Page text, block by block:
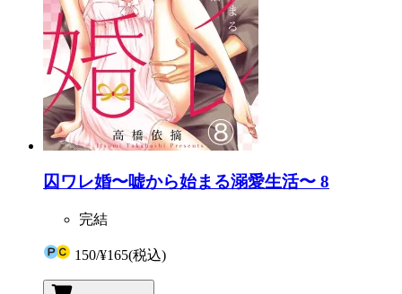
囚ワレ婚〜嘘から始まる溺愛生活〜 8
完結
150/¥165(税込)